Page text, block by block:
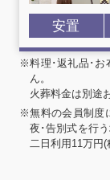
安置
※料理･返礼品･お
ん。
火葬料金は別途
※無料の会員制度
夜･告別式を行
二日利用11万円(